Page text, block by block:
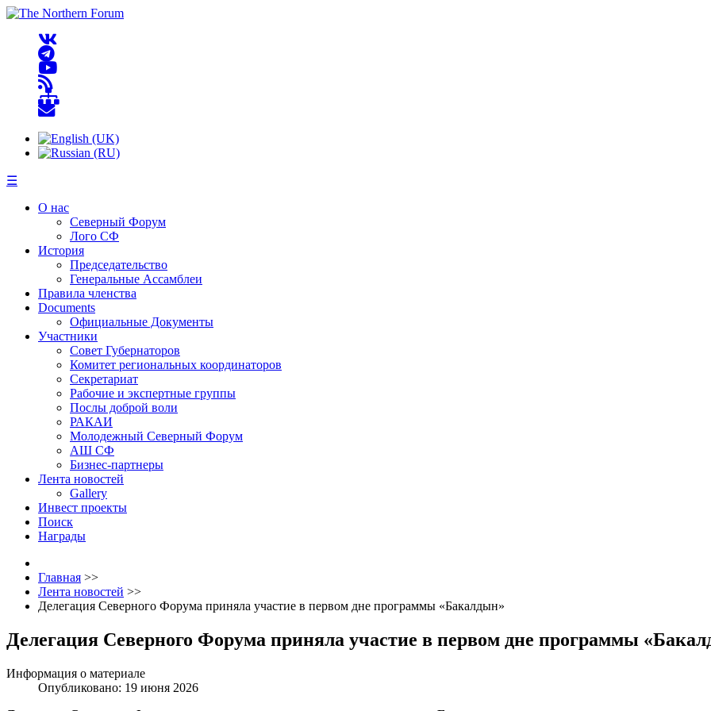
☰
О нас
Северный Форум
Лого СФ
История
Председательство
Генеральные Ассамблеи
Правила членства
Documents
Официальные Документы
Участники
Совет Губернаторов
Комитет региональных координаторов
Секретариат
Рабочие и экспертные группы
Послы доброй воли
РАКАИ
Молодежный Северный Форум
АШ СФ
Бизнес-партнеры
Лента новостей
Gallery
Инвест проекты
Поиск
Награды
Главная >>
Лента новостей >>
Делегация Северного Форума приняла участие в первом дне программы «Бакалдын»
Делегация Северного Форума приняла участие в первом дне программы
Информация о материале
Опубликовано: 19 июня 2026